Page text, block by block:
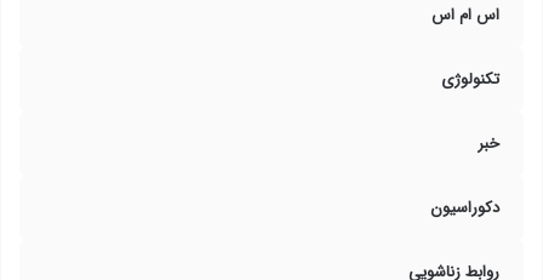
اس ام اس
تکنولوژی
خبر
دکوراسیون
روابط زناشویی